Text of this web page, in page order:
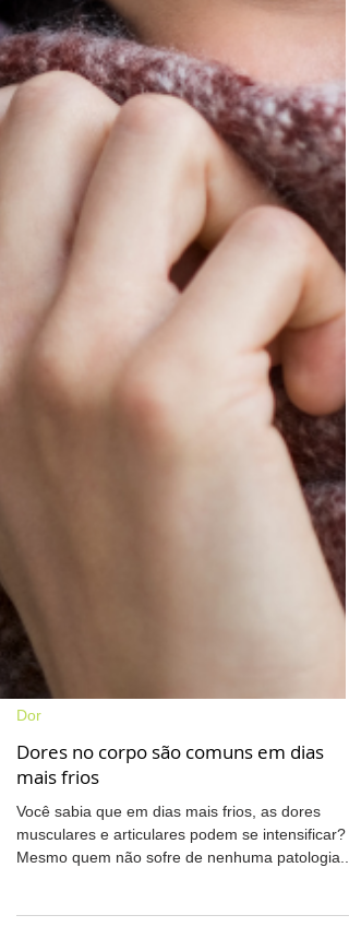
Dor
Dores no corpo são comuns em dias
Você sabia que em dias mais frios, as dores